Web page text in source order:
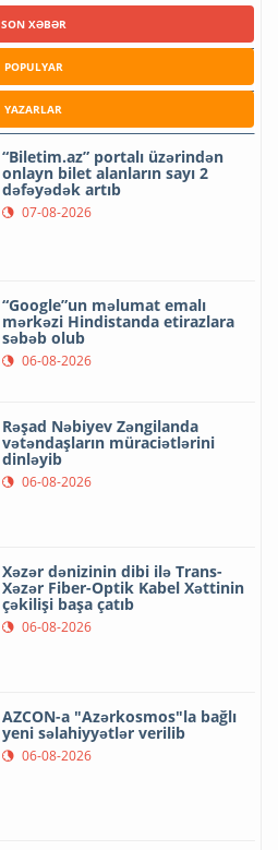
SON XƏBƏR
POPULYAR
YAZARLAR
“Biletim.az” portalı üzərindən
onlayn bilet alanların sayı 2
dəfəyədək artıb
07-08-2026
“Google”un məlumat emalı
mərkəzi Hindistanda etirazlara
səbəb olub
06-08-2026
Rəşad Nəbiyev Zəngilanda
vətəndaşların müraciətlərini
dinləyib
06-08-2026
Xəzər dənizinin dibi ilə Trans-
Xəzər Fiber-Optik Kabel Xəttinin
çəkilişi başa çatıb
06-08-2026
AZCON-a "Azərkosmos"la bağlı
yeni səlahiyyətlər verilib
06-08-2026